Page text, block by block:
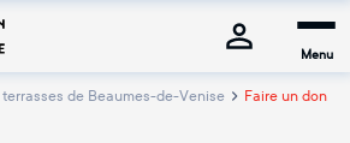
Menu
de Beaumes-de-Venise Faire un don